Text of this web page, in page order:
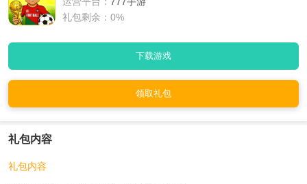
礼包剩余：0%
下载游戏
领取礼包
礼包内容
礼包内容